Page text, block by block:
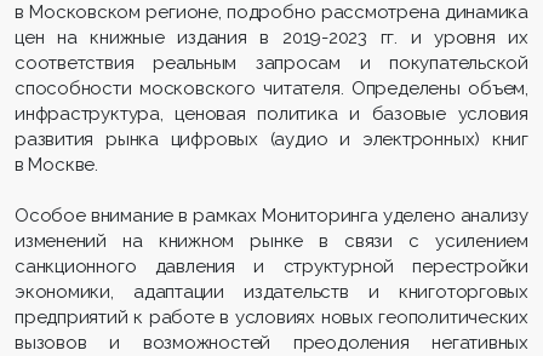
в Московском регионе, подробно рассмотрена динамика
цен на книжные издания в 2019-2023 гг. и уровня их
соответствия реальным запросам и покупательской
способности московского читателя. Определены объем,
инфраструктура, ценовая политика и базовые условия
развития рынка цифровых (аудио и электронных) книг
в Москве.
Особое внимание в рамках Мониторинга уделено анализу
изменений на книжном рынке в связи с усилением
санкционного давления и структурной перестройки
экономики, адаптации издательств и книготорговых
предприятий к работе в условиях новых геополитических
вызовов и возможностей преодоления негативных